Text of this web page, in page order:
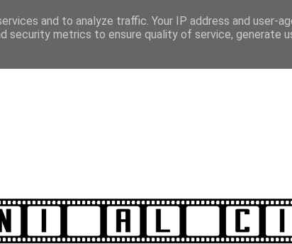
and to analyze traffic. Your IP address and user-
security metrics to ensure quality of service, generate